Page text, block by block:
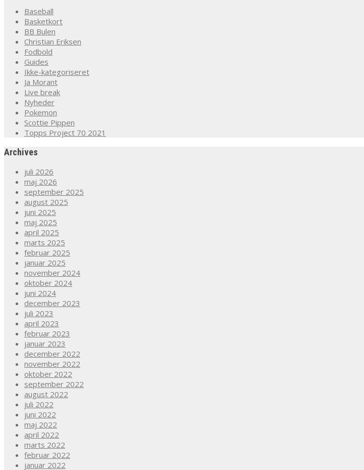
Baseball
Basketkort
BB Bulen
Christian Eriksen
Fodbold
Guides
Ikke-kategoriseret
Ja Morant
Live break
Nyheder
Pokemon
Scottie Pippen
Topps Project 70 2021
Archives
juli 2026
maj 2026
september 2025
august 2025
juni 2025
maj 2025
april 2025
marts 2025
februar 2025
januar 2025
november 2024
oktober 2024
juni 2024
december 2023
juli 2023
april 2023
februar 2023
januar 2023
december 2022
november 2022
oktober 2022
september 2022
august 2022
juli 2022
juni 2022
maj 2022
april 2022
marts 2022
februar 2022
januar 2022